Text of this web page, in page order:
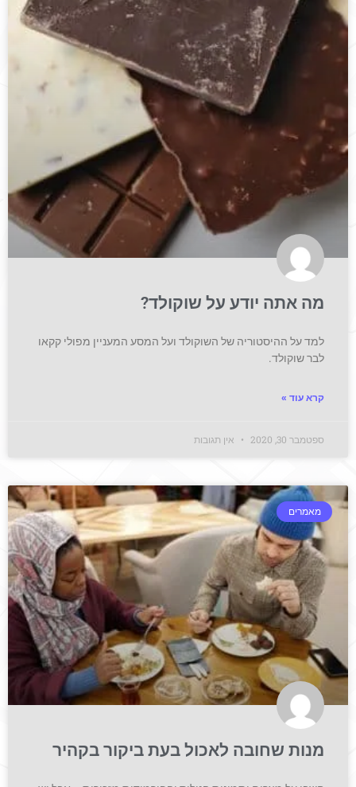
מה אתה יודע על שוקולד?
למד על ההיסטוריה של השוקולד ועל המסע המעניין מפולי קקאו
לבר שוקולד.
קרא עוד »
ספטמבר 30, 2020 אין תגובות
מאמרים
מנות שחובה לאכול בעת ביקור בקהיר